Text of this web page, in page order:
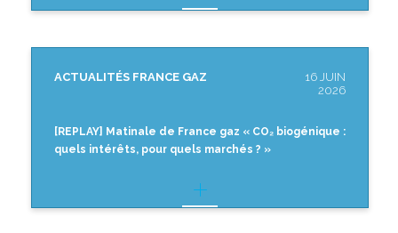
ACTUALITÉS FRANCE GAZ
16 JUIN
2026
[REPLAY] Matinale de France gaz « CO₂ biogénique :
quels intérêts, pour quels marchés ? »